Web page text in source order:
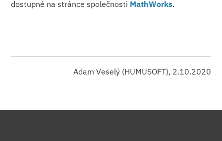
dostupné na stránce společnosti MathWorks.
Adam Veselý (HUMUSOFT), 2.10.2020